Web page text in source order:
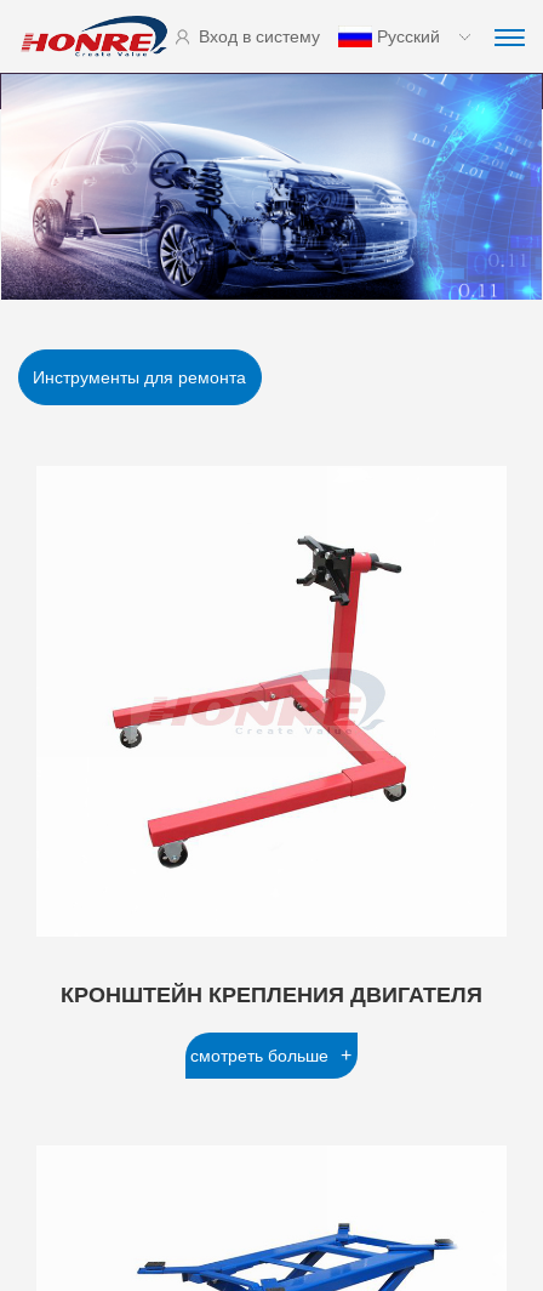
Вход в систему Русский
Инструменты для ремонта
КРОНШТЕЙН КРЕПЛЕНИЯ ДВИГАТЕЛЯ
смотреть больше +